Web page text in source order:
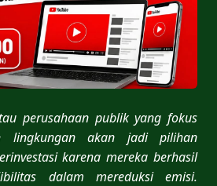
perusahaan publik yang fokus
lingkungan akan jadi pilihan
karena mereka berhasil
dalam mereduksi emisi.